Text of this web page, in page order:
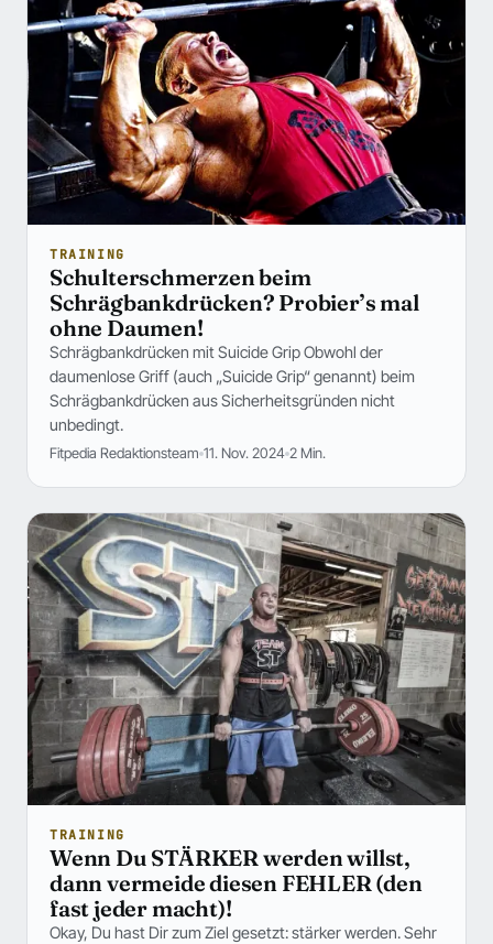
TRAINING
Schulterschmerzen beim
Schrägbankdrücken? Probier’s mal
ohne Daumen!
Schrägbankdrücken mit Suicide Grip Obwohl der
daumenlose Griff (auch „Suicide Grip“ genannt) beim
Schrägbankdrücken aus Sicherheitsgründen nicht
unbedingt.
Fitpedia Redaktionsteam 11. Nov. 2024 2 Min.
TRAINING
Wenn Du STÄRKER werden willst,
dann vermeide diesen FEHLER (den
fast jeder macht)!
Okay, Du hast Dir zum Ziel gesetzt: stärker werden. Sehr